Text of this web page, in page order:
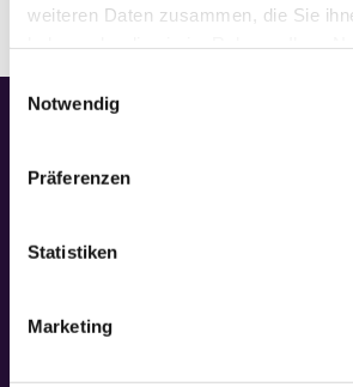
weiteren Daten zusammen, die Sie
Einwilligungsauswahl
Notwendig
Präferenzen
Statistiken
Marketing